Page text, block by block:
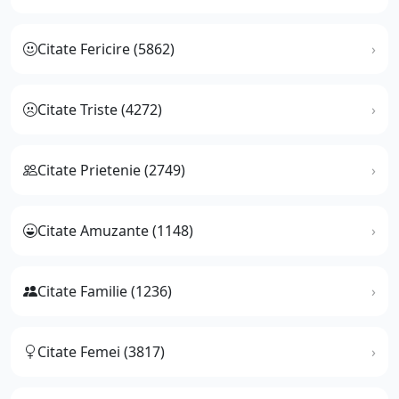
Citate Fericire (5862)
Citate Triste (4272)
Citate Prietenie (2749)
Citate Amuzante (1148)
Citate Familie (1236)
Citate Femei (3817)